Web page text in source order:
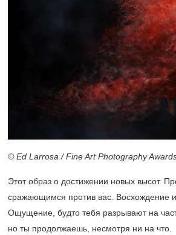
© Ed Larrosa / Fine Art Photography
Этот образ о достижении новых высот.
сражающимся против вас. Восхождение
Ощущение, будто тебя разрывают на
но ты продолжаешь, несмотря ни на что.